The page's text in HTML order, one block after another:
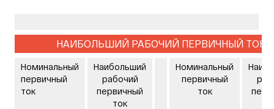
НАИБОЛЬШИЙ РАБОЧИЙ ПЕРВИЧНЫЙ ТОК
Номинальный
первичный
ток
Наибольший
рабочий
первичный
ток
Номинальный
первичный
ток